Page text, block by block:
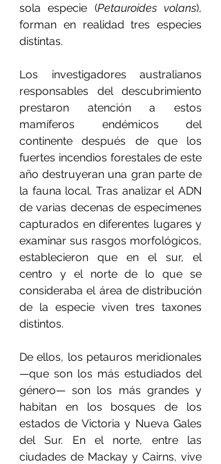
sola especie (Petauroides volans),
forman en realidad tres especies
distintas.
Los investigadores australianos
responsables del descubrimiento
prestaron atención a estos
mamíferos endémicos del
continente después de que los
fuertes incendios forestales de este
año destruyeran una gran parte de
la fauna local. Tras analizar el ADN
de varias decenas de especímenes
capturados en diferentes lugares y
examinar sus rasgos morfológicos,
establecieron que en el sur, el
centro y el norte de lo que se
consideraba el área de distribución
de la especie viven tres taxones
distintos.
De ellos, los petauros meridionales
—que son los más estudiados del
género— son los más grandes y
habitan en los bosques de los
estados de Victoria y Nueva Gales
del Sur. En el norte, entre las
ciudades de Mackay y Cairns, vive